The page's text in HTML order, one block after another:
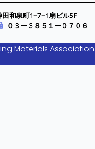
和泉町1−7−1扇ビル5F
０３ー３８５１ー０７０６
Materials Association.